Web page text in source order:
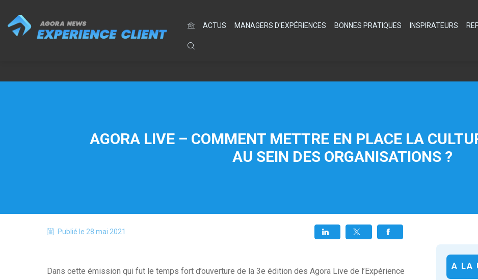
ACTUS MANAGERS D'EXPÉRIENCES BONNES PRATIQUES INSPIRATEURS
AGORA LIVE – COMMENT METTRE EN PLACE LA
AU SEIN DES ORGANISATIONS ?
Publié le 28 mai 2021
Dans cette émission qui fut le temps fort d’ouverture de la 3e édition des Agora Live de l’Expérience
A LA